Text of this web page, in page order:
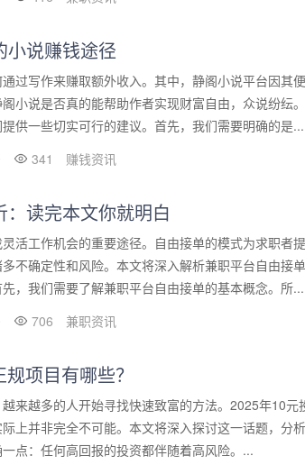
小说赚钱途径
过写作来赚取额外收入。其中，静阁小说平台因其
小说是否真的能帮助作者实现财富自由，众说纷纭
供一些切实可行的建议。首先，我们需要明确的是...
341 赚钱资讯
读完本文你就明白
活工作机会的重要途径。自由接单的模式为求职者
不确定性和风险。本文将深入解析兼职平台自由接
，我们需要了解兼职平台自由接单的基本概念。所...
706 兼职资讯
项目有哪些？
来越多的人开始寻找快速致富的方法。2025年10元
上并非完全不可能。本文将深入探讨这一话题，分
点：任何高回报的投资都伴随着高风险。...